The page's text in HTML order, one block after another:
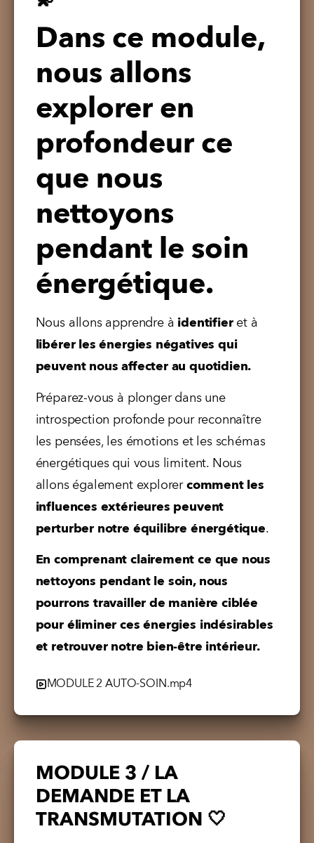
Dans ce module,
nous allons
explorer en
profondeur ce
que nous
nettoyons
pendant le soin
énergétique.
Nous allons apprendre à identifier
libérer les énergies négatives qui
peuvent nous affecter au quotidien.
Préparez-vous à plonger dans une
introspection profonde pour reconnaître
les pensées, les émotions et les schémas
énergétiques qui vous limitent. Nous
allons également explorer comment les
influences extérieures peuvent
perturber notre équilibre énergétique.
En comprenant clairement ce que nous
nettoyons pendant le soin, nous
pourrons travailler de manière ciblée
pour éliminer ces énergies indésirables
et retrouver notre bien-être intérieur.
MODULE 2 AUTO-SOIN.mp4
MODULE 3 / LA
DEMANDE ET LA
TRANSMUTATION 🤍